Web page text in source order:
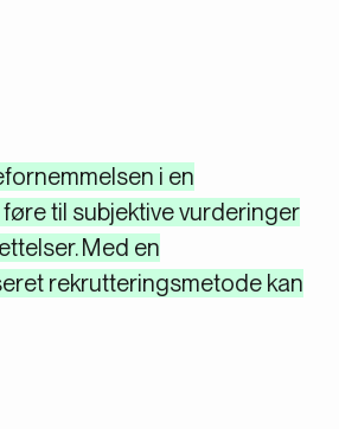
i en
til subjektive vurderinger
Med en
rekrutteringsmetode kan